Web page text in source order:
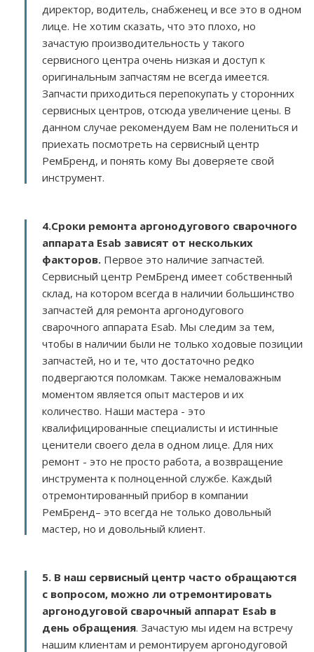
директор, водитель, снабженец и все это в одном
лице. Не хотим сказать, что это плохо, но
зачастую производительность у такого
сервисного центра очень низкая и доступ к
оригинальным запчастям не всегда имеется.
Запчасти приходиться перепокупать у сторонних
сервисных центров, отсюда увеличение цены. В
данном случае рекомендуем Вам не полениться и
приехать посмотреть на сервисный центр
РемБренд, и понять кому Вы доверяете свой
инструмент.
4.Сроки ремонта аргонодугового сварочного
аппарата Esab зависят от нескольких
факторов. Первое это наличие запчастей.
Сервисный центр РемБренд имеет собственный
склад, на котором всегда в наличии большинство
запчастей для ремонта аргонодугового
сварочного аппарата Esab. Мы следим за тем,
чтобы в наличии были не только ходовые позиции
запчастей, но и те, что достаточно редко
подвергаются поломкам. Также немаловажным
моментом является опыт мастеров и их
количество. Наши мастера - это
квалифицированные специалисты и истинные
ценители своего дела в одном лице. Для них
ремонт - это не просто работа, а возвращение
инструмента к полноценной службе. Каждый
отремонтированный прибор в компании
РемБренд– это всегда не только довольный
мастер, но и довольный клиент.
5. В наш сервисный центр часто обращаются
с вопросом, можно ли отремонтировать
аргонодуговой сварочный аппарат Esab в
день обращения. Зачастую мы идем на встречу
нашим клиентам и ремонтируем аргонодуговой